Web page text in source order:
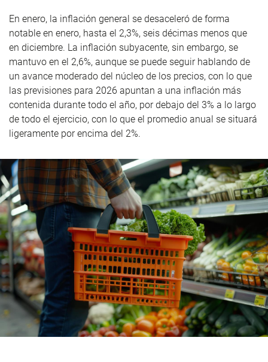
En enero, la inflación general se desaceleró de forma
notable en enero, hasta el 2,3%, seis décimas menos que
en diciembre. La inflación subyacente, sin embargo, se
mantuvo en el 2,6%, aunque se puede seguir hablando de
un avance moderado del núcleo de los precios, con lo que
las previsiones para 2026 apuntan a una inflación más
contenida durante todo el año, por debajo del 3% a lo largo
de todo el ejercicio, con lo que el promedio anual se situará
ligeramente por encima del 2%.